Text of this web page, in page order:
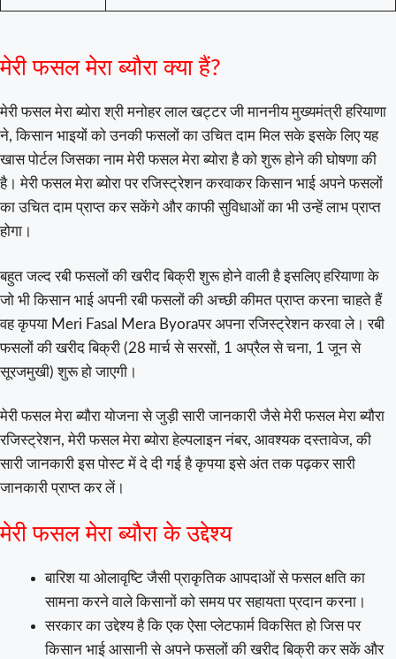
मेरी फसल मेरा ब्यौरा क्या हैं?
मेरी फसल मेरा ब्योरा श्री मनोहर लाल खट्टर जी माननीय मुख्यमंत्री हरियाणा
ने, किसान भाइयों को उनकी फसलों का उचित दाम मिल सके इसके लिए यह
खास पोर्टल जिसका नाम मेरी फसल मेरा ब्योरा है को शुरू होने की घोषणा की
है। मेरी फसल मेरा ब्योरा पर रजिस्ट्रेशन करवाकर किसान भाई अपने फसलों
का उचित दाम प्राप्त कर सकेंगे और काफी सुविधाओं का भी उन्हें लाभ प्राप्त
होगा।
बहुत जल्द रबी फसलों की खरीद बिक्री शुरू होने वाली है इसलिए हरियाणा के
जो भी किसान भाई अपनी रबी फसलों की अच्छी कीमत प्राप्त करना चाहते हैं
वह कृपया Meri Fasal Mera Byoraपर अपना रजिस्ट्रेशन करवा ले। रबी
फसलों की खरीद बिक्री (28 मार्च से सरसों, 1 अप्रैल से चना, 1 जून से
सूरजमुखी) शुरू हो जाएगी।
मेरी फसल मेरा ब्यौरा योजना से जुड़ी सारी जानकारी जैसे मेरी फसल मेरा ब्यौरा
रजिस्ट्रेशन, मेरी फसल मेरा ब्योरा हेल्पलाइन नंबर, आवश्यक दस्तावेज, की
सारी जानकारी इस पोस्ट में दे दी गई है कृपया इसे अंत तक पढ़कर सारी
जानकारी प्राप्त कर लें।
मेरी फसल मेरा ब्यौरा के उद्देश्य
बारिश या ओलावृष्टि जैसी प्राकृतिक आपदाओं से फसल क्षति का
सामना करने वाले किसानों को समय पर सहायता प्रदान करना।
सरकार का उद्देश्य है कि एक ऐसा प्लेटफार्म विकसित हो जिस पर
किसान भाई आसानी से अपने फसलों की खरीद बिक्री कर सकें और